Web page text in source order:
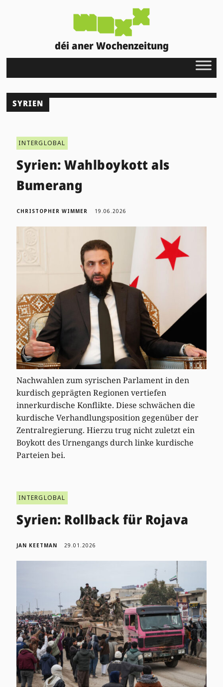
déi aner Wochenzeitung
SYRIEN
INTERGLOBAL
Syrien: Wahlboykott als
Bumerang
CHRISTOPHER WIMMER 19.06.2026
Nachwahlen zum syrischen Parlament in den
kurdisch geprägten Regionen vertiefen
innerkurdische Konflikte. Diese schwächen die
kurdische Verhandlungsposition gegenüber der
Zentralregierung. Hierzu trug nicht zuletzt ein
Boykott des Urnengangs durch linke kurdische
Parteien bei.
INTERGLOBAL
Syrien: Rollback für Rojava
JAN KEETMAN 29.01.2026